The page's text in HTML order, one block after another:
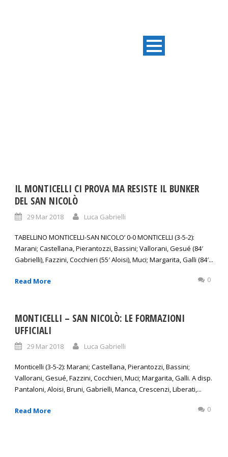
IL MONTICELLI CI PROVA MA RESISTE IL BUNKER
DEL SAN NICOLÒ
29 Mar 2018 Luca Gabrielli
TABELLINO MONTICELLI-SAN NICOLO’ 0-0 MONTICELLI (3-5-2):
Marani; Castellana, Pierantozzi, Bassini; Vallorani, Gesué (84′
Gabrielli), Fazzini, Cocchieri (55′ Aloisi), Muci; Margarita, Galli (84′...
Read More 0
MONTICELLI – SAN NICOLÒ: LE FORMAZIONI
UFFICIALI
29 Mar 2018 Luca Gabrielli
Monticelli (3-5-2): Marani; Castellana, Pierantozzi, Bassini;
Vallorani, Gesué, Fazzini, Cocchieri, Muci; Margarita, Galli. A disp.
Pantaloni, Aloisi, Bruni, Gabrielli, Manca, Crescenzi, Liberati,...
Read More 0